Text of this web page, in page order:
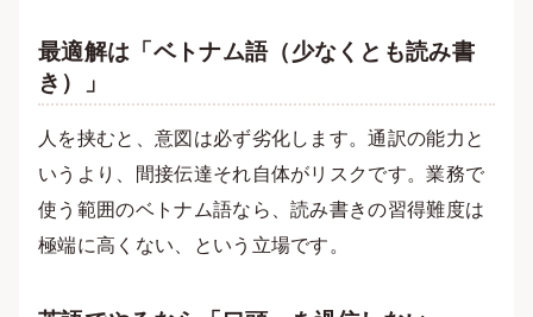
最適解は「ベトナム語（少なくとも読み書
き）」
人を挟むと、意図は必ず劣化します。通訳の能力と
いうより、間接伝達それ自体がリスクです。業務で
使う範囲のベトナム語なら、読み書きの習得難度は
極端に高くない、という立場です。